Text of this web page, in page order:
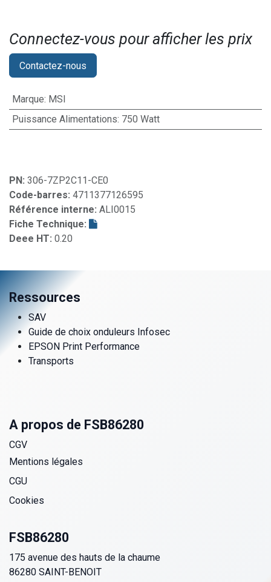
Connectez-vous pour afficher les prix​
Contactez-nous
Marque: MSI
Puissance Alimentations: 750 Watt
PN: 306-7ZP2C11-CE0
Code-barres: 4711377126595
Référence interne: ALI0015
Fiche Technique:
Deee HT: 0.20
Ressources
SAV
Guide de choix onduleurs Infosec
EPSON Print Performance
Transports
A propos de FSB86280
CGV
Mentions légales
CGU
Cookies
FSB86280
175 avenue des hauts de la chaume
86280 SAINT-BENOIT